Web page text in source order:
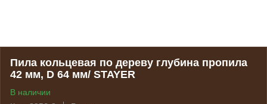
Пила кольцевая по дереву глубина пропила
42 мм, D 64 мм/ STAYER
В наличии